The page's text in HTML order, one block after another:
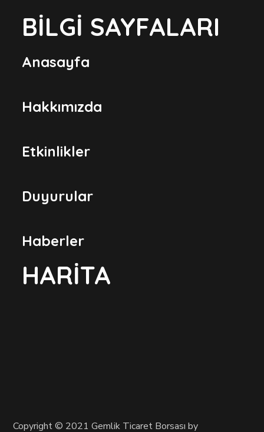
BİLGİ SAYFALARI
Anasayfa
Hakkımızda
Etkinlikler
Duyurular
Haberler
HARİTA
Copyright © 2021 Gemlik Ticaret Borsası by